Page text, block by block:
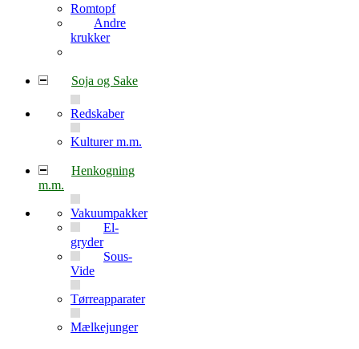
Romtopf
Andre
krukker
Soja og Sake
Redskaber
Kulturer m.m.
Henkogning
m.m.
Vakuumpakker
El-
gryder
Sous-
Vide
Tørreapparater
Mælkejunger